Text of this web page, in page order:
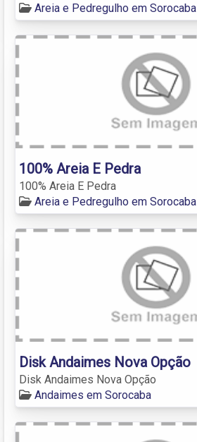
Areia e Pedregulho em Sorocaba
100% Areia E Pedra
100% Areia E Pedra
Areia e Pedregulho em Sorocaba
Disk Andaimes Nova Opção
Disk Andaimes Nova Opção
Andaimes em Sorocaba